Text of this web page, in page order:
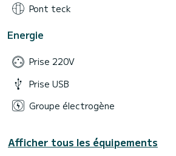
Pont teck
Energie
Prise 220V
Prise USB
Groupe électrogène
Afficher tous les équipements